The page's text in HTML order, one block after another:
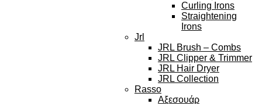
Curling Irons
Straightening
Irons
Jrl
JRL Brush – Combs
JRL Clipper & Trimmer
JRL Hair Dryer
JRL Collection
Rasso
Αξεσουάρ